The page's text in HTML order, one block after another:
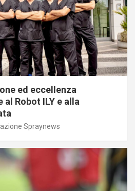
ed eccellenza
al Robot ILY e alla
Spraynews